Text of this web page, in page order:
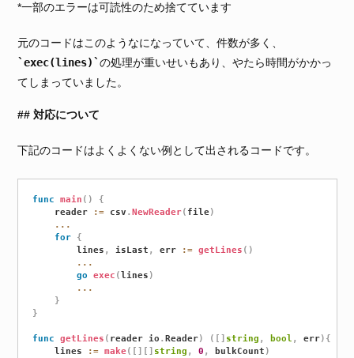
*一部のエラーは可読性のため捨てています
元のコードはこのようなになっていて、件数が多く、
exec(lines)
の処理が重いせいもあり、やたら時間がかかっ
てしまっていました。
対応について
下記のコードはよくよくない例として出されるコードです。
func main ( )
{
	reader
:= csv . NewReader( file)
...
for
{
		lines
, isLast , err := getLines ( )
...
go
exec ( lines )
...
}
}
func getLines ( reader io . Reader) ( string , bool , err) {
	lines
:= make( string , 0 , bulkCount )